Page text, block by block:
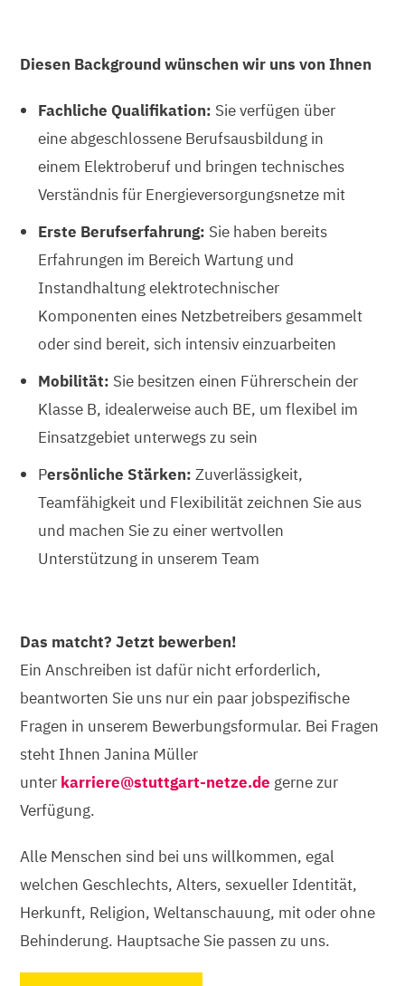
Diesen Background wünschen wir uns von Ihnen
Fachliche Qualifikation: Sie verfügen über
eine abgeschlossene Berufsausbildung in
einem Elektroberuf und bringen technisches
Verständnis für Energieversorgungsnetze mit
Erste Berufserfahrung: Sie haben bereits
Erfahrungen im Bereich Wartung und
Instandhaltung elektrotechnischer
Komponenten eines Netzbetreibers gesammelt
oder sind bereit, sich intensiv einzuarbeiten
Mobilität: Sie besitzen einen Führerschein der
Klasse B, idealerweise auch BE, um flexibel im
Einsatzgebiet unterwegs zu sein
Persönliche Stärken:Zuverlässigkeit,
Teamfähigkeit und Flexibilität zeichnen Sie aus
und machen Sie zu einer wertvollen
Unterstützung in unserem Team
Das matcht? Jetzt bewerben!
Ein Anschreiben ist dafür nicht erforderlich,
beantworten Sie uns nur ein paar jobspezifische
Fragen in unserem Bewerbungsformular. Bei Fragen
steht Ihnen Janina Müller
unter karriere@stuttgart-netze.de gerne zur
Verfügung.
Alle Menschen sind bei uns willkommen, egal
welchen Geschlechts, Alters, sexueller Identität,
Herkunft, Religion, Weltanschauung, mit oder ohne
Behinderung. Hauptsache Sie passen zu uns.